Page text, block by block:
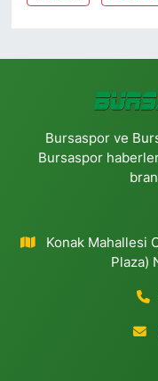
Bursaspor ve
Bursaspor
Konak Mahallesi
Plaza)